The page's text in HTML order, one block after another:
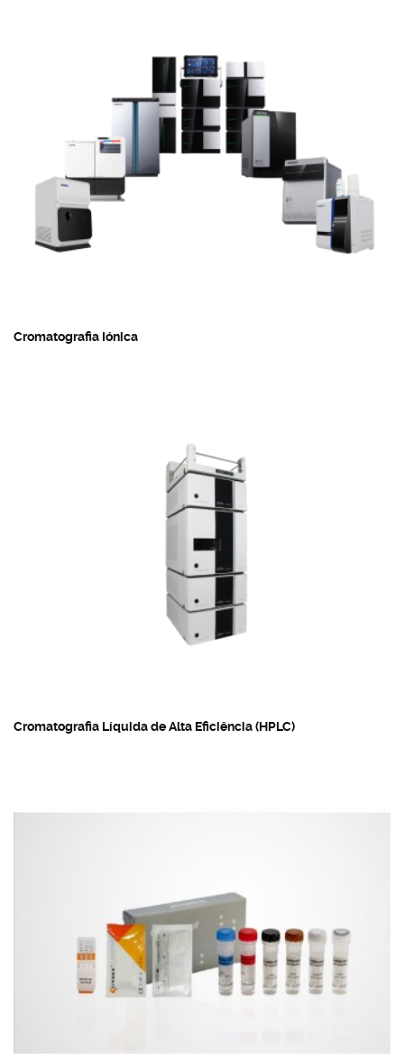
Cromatografia Iónica
Cromatografia Líquida de Alta Eficiência (HPLC)